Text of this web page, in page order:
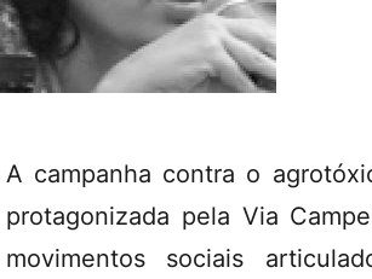
A campanha contra o
protagonizada pela Via
movimentos sociais